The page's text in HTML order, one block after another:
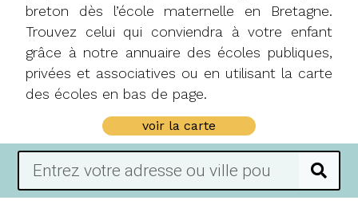
breton dès l’école maternelle en Bretagne.
Trouvez celui qui conviendra à votre enfant
grâce à notre annuaire des écoles publiques,
privées et associatives ou en utilisant la carte
des écoles en bas de page.
voir la carte